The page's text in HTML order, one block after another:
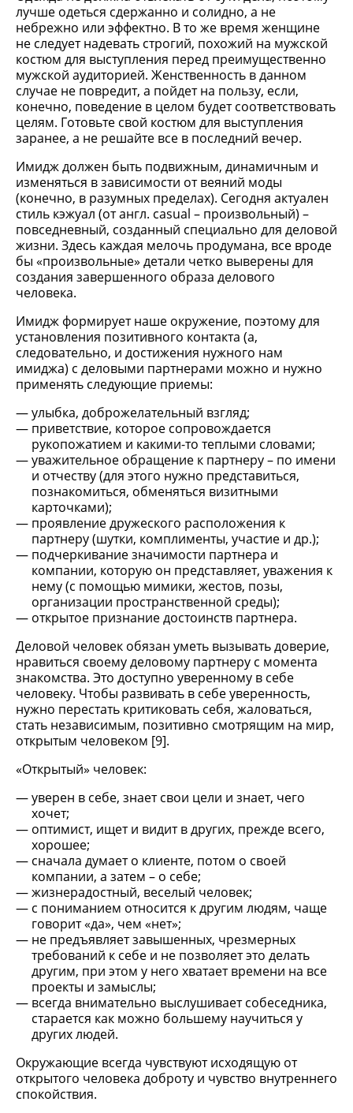
лучше одеться сдержанно и солидно, а не
небрежно или эффектно. В то же время женщине
не следует надевать строгий, похожий на мужской
костюм для выступления перед преимущественно
мужской аудиторией. Женственность в данном
случае не повредит, а пойдет на пользу, если,
конечно, поведение в целом будет соответствовать
целям. Готовьте свой костюм для выступления
заранее, а не решайте все в последний вечер.
Имидж должен быть подвижным, динамичным и
изменяться в зависимости от веяний моды
(конечно, в разумных пределах). Сегодня актуален
стиль кэжуал (от англ. casual – произвольный) –
повседневный, созданный специально для деловой
жизни. Здесь каждая мелочь продумана, все вроде
бы «произвольные» детали четко выверены для
создания завершенного образа делового
человека.
Имидж формирует наше окружение, поэтому для
установления позитивного контакта (а,
следовательно, и достижения нужного нам
имиджа) с деловыми партнерами можно и нужно
применять следующие приемы:
улыбка, доброжелательный взгляд;
приветствие, которое сопровождается
рукопожатием и какими-то теплыми словами;
уважительное обращение к партнеру – по имени
и отчеству (для этого нужно представиться,
познакомиться, обменяться визитными
карточками);
проявление дружеского расположения к
партнеру (шутки, комплименты, участие и др.);
подчеркивание значимости партнера и
компании, которую он представляет, уважения к
нему (с помощью мимики, жестов, позы,
организации пространственной среды);
открытое признание достоинств партнера.
Деловой человек обязан уметь вызывать доверие,
нравиться своему деловому партнеру с момента
знакомства. Это доступно уверенному в себе
человеку. Чтобы развивать в себе уверенность,
нужно перестать критиковать себя, жаловаться,
стать независимым, позитивно смотрящим на мир,
открытым человеком [9].
«Открытый» человек:
уверен в себе, знает свои цели и знает, чего
хочет;
оптимист, ищет и видит в других, прежде всего,
хорошее;
сначала думает о клиенте, потом о своей
компании, а затем – о себе;
жизнерадостный, веселый человек;
с пониманием относится к другим людям, чаще
говорит «да», чем «нет»;
не предъявляет завышенных, чрезмерных
требований к себе и не позволяет это делать
другим, при этом у него хватает времени на все
проекты и замыслы;
всегда внимательно выслушивает собеседника,
старается как можно большему научиться у
других людей.
Окружающие всегда чувствуют исходящую от
открытого человека доброту и чувство внутреннего
спокойствия.